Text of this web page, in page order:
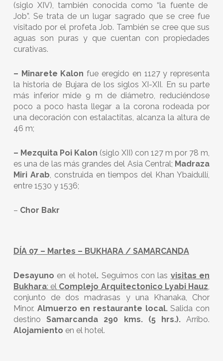
(siglo XIV), también conocida como “la fuente de
Job”. Se trata de un lugar sagrado que se cree fue
visitado por el profeta Job. También se cree que sus
aguas son puras y que cuentan con propiedades
curativas.
– Minarete Kalon fue eregido en 1127 y representa
la historia de Bujara de los siglos XI-XII. En su parte
más inferior mide 9 m de diámetro, reduciéndose
poco a poco hasta llegar a la corona rodeada por
una decoración con estalactitas, alcanza la altura de
46 m;
– Mezquita Poi Kalon (siglo XII) con 127 m por 78 m,
es una de las más grandes del Asia Central; Madraza
Miri Arab, construida en tiempos del Khan Ybaidullí,
entre 1530 y 1536;
– Chor Bakr
DÍA 07 – Martes – BUKHARA / SAMARCANDA
Desayuno en el hotel. Seguimos con las visitas en
Bukhara: el Complejo Arquitectonico Lyabi Hauz,
conjunto de dos madrasas y una Khanaka, Chor
Minor. Almuerzo en restaurante local.Salida con
destinoSamarcanda 290 kms. (5 hrs.).Arribo.
Alojamiento en el hotel.